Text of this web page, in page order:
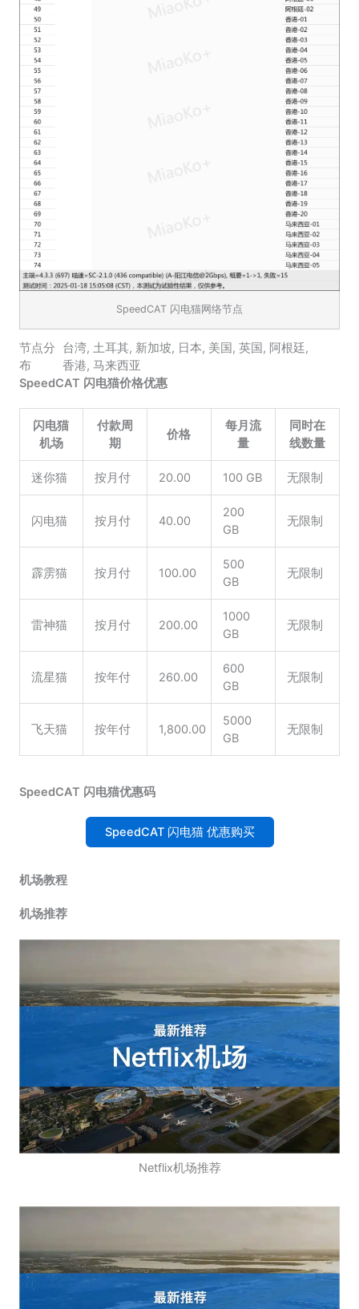
SpeedCAT 闪电猫网络节点
节点分
布
台湾, 土耳其, 新加坡, 日本, 美国 , 英国 , 阿根廷,
香港, 马来西亚
SpeedCAT 闪电猫价格优惠
闪电猫
机场
付款周
期
价格
每月流
量
同时在
线数量
迷你猫 按月付 20.00 100 GB 无限制
闪电猫 按月付 40.00
200
GB
无限制
霹雳猫 按月付 100.00
500
GB
无限制
雷神猫 按月付 200.00
1000
GB
无限制
流星猫 按年付 260.00
600
GB
无限制
飞天猫 按年付 1,800.00
5000
GB
无限制
SpeedCAT 闪电猫优惠码
SpeedCAT 闪电猫 优惠购买
机场教程
机场推荐
Netflix机场推荐